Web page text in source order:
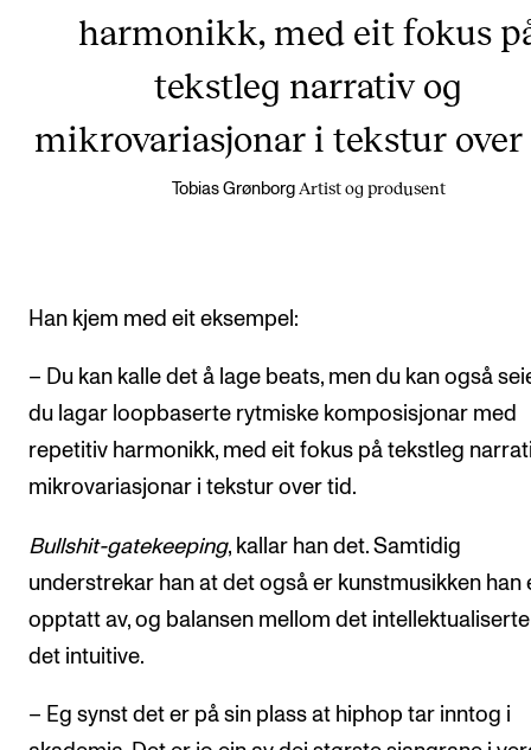
harmonikk, med eit fokus
tekstleg narrativ og
mikrovariasjonar i tekstur
Tobias Grønborg Artist og produsent
Han kjem med eit eksempel:
– Du kan kalle det å lage beats, men du kan også
du lagar loopbaserte rytmiske komposisjonar med
repetitiv harmonikk, med eit fokus på tekstleg
mikrovariasjonar i tekstur over tid.
Bullshit-gatekeeping, kallar han det. Samtidig
understrekar han at det også er kunstmusikken han
opptatt av, og balansen mellom det
det intuitive.
– Eg synst det er på sin plass at hiphop tar inntog i